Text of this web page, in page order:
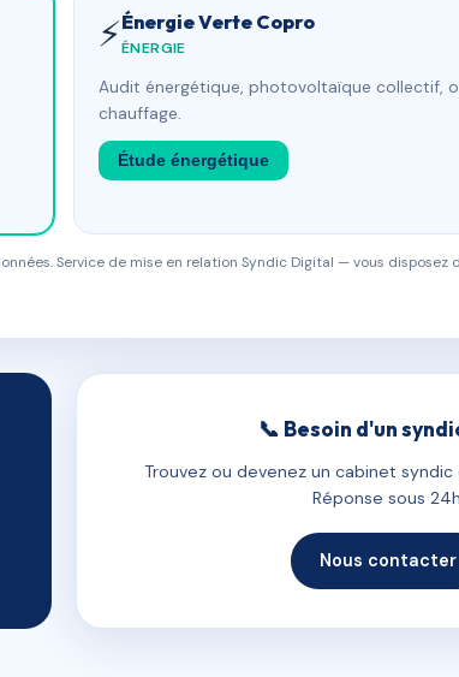
⚡Énergie Verte Copro
ÉNERGIE
Audit énergétique, photovoltaïque collectif,
chauffage.
Étude énergétique
Service de mise en relation Syndic Digital — vous disposez
📞 Besoin d'un
Trouvez ou devenez un cabinet
Réponse sous
Nous contacter